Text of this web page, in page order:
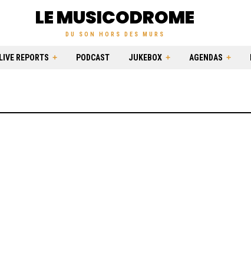
LE MUSICODROME
DU SON HORS DES MURS
LIVE REPORTS PODCAST JUKEBOX AGENDAS